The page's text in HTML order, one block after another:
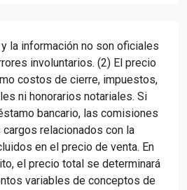
la información no son oficiales
involuntarios. (2) El precio
costos de cierre, impuestos,
ni honorarios notariales. Si
bancario, las comisiones
relacionados con la
en el precio de venta. En
el precio total se determinará
variables de conceptos de